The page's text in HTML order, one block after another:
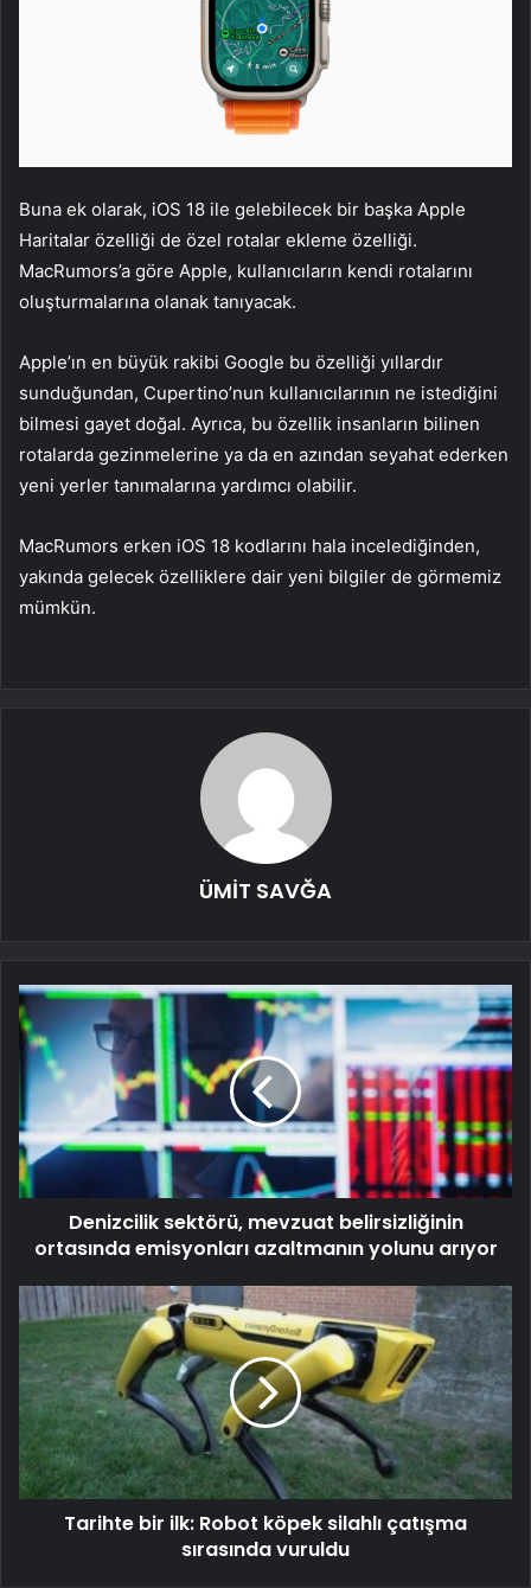
Buna ek olarak, iOS 18 ile gelebilecek bir başka Apple
Haritalar özelliği de özel rotalar ekleme özelliği.
MacRumors’a göre Apple, kullanıcıların kendi rotalarını
oluşturmalarına olanak tanıyacak.
Apple’ın en büyük rakibi Google bu özelliği yıllardır
sunduğundan, Cupertino’nun kullanıcılarının ne istediğini
bilmesi gayet doğal. Ayrıca, bu özellik insanların bilinen
rotalarda gezinmelerine ya da en azından seyahat ederken
yeni yerler tanımalarına yardımcı olabilir.
MacRumors erken iOS 18 kodlarını hala incelediğinden,
yakında gelecek özelliklere dair yeni bilgiler de görmemiz
mümkün.
ÜMİT SAVĞA
Denizcilik sektörü, mevzuat belirsizliğinin
ortasında emisyonları azaltmanın yolunu arıyor
Tarihte bir ilk: Robot köpek silahlı çatışma
sırasında vuruldu